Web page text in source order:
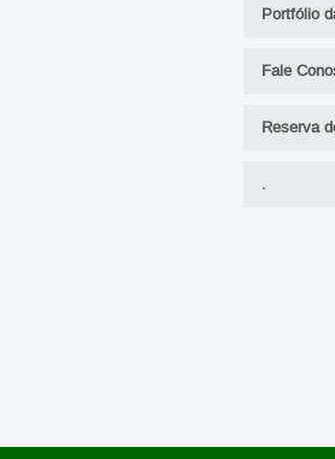
Portfólio
Fale
Reserva
.